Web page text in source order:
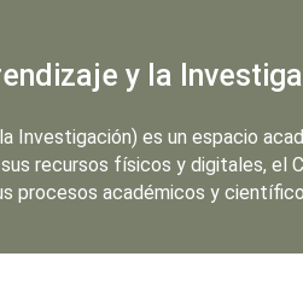
y la
Investigación) es un espacio
recursos físicos y digitales, el
procesos académicos y